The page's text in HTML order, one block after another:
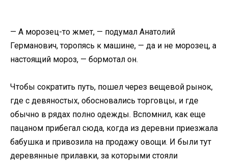
— А морозец-то жмет, — подумал Анатолий
Германович, торопясь к машине, — да и не морозец, а
настоящий мороз, — бормотал он.
Чтобы сократить путь, пошел через вещевой рынок,
где с девяностых, обосновались торговцы, и где
обычно в рядах полно одежды. Вспомнил, как еще
пацаном прибегал сюда, когда из деревни приезжала
бабушка и привозила на продажу овощи. И были тут
деревянные прилавки, за которыми стояли